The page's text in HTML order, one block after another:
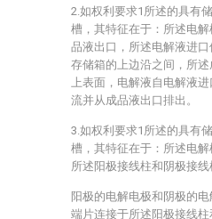
2.如权利要求1所述的具有
槽，其特征在于：所述电
品液出口，所述电解液进
存储箱的上边沿之间，所
上表面，电解液自电解液
流并从成品液出口排出。
3.如权利要求1所述的具有
槽，其特征在于：所述电
所述阳极接线柱和阴极接
阳极的电解电极和阴极的
端片连接于所述阳极接线